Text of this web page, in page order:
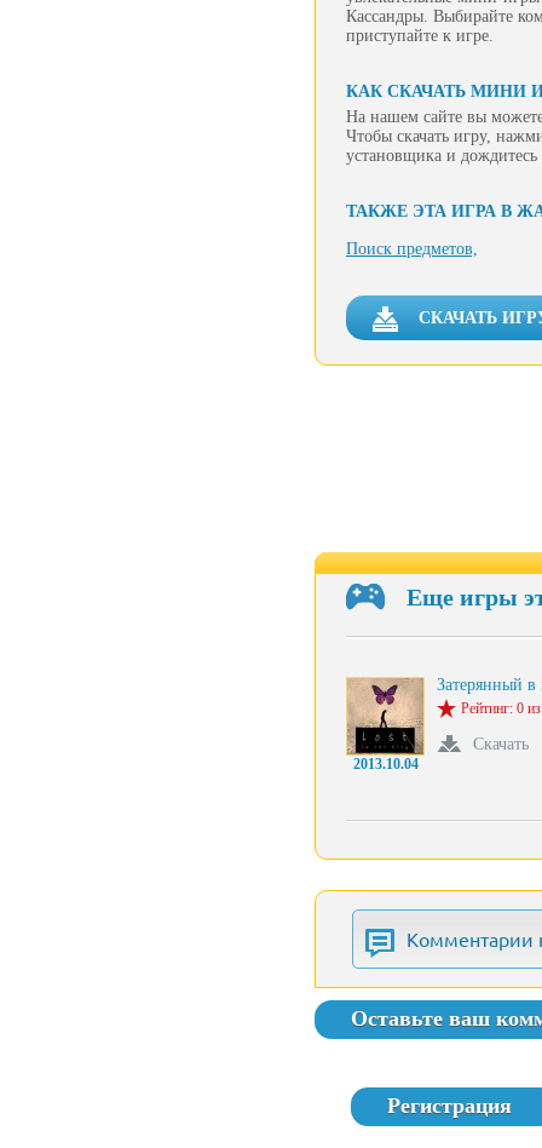
Кассандры. Выбирайте
приступайте к игре.
КАК СКАЧАТЬ МИНИ
На нашем сайте вы
Чтобы скачать игру,
установщика и
ТАКЖЕ ЭТА ИГРА В
Поиск предметов,
СКАЧАТЬ
Еще игры
2013.10.04
Затерянный в
Рейтинг: 0
Скачать
Комментарии
Оставьте ваш
Регистрация